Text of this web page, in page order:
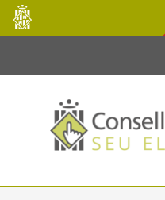
Saltar al contenido principal
Consell
de
Mallorca